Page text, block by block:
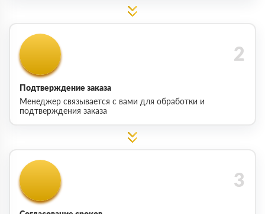
Подтверждение заказа
Менеджер связывается с вами для обработки и
подтверждения заказа